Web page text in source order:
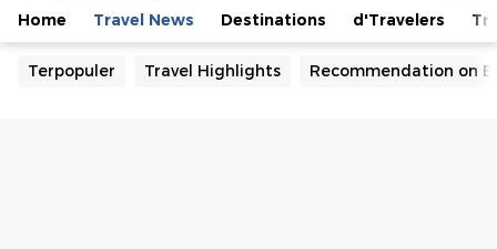
Home Travel News Destinations d'Travelers
Terpopuler Travel Highlights Recommendation on